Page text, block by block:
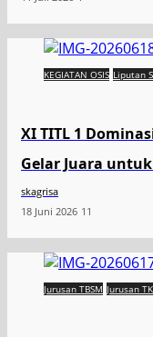
KEGIATAN OSIS Liputan
XI TITL 1
Gelar Juara
skagrisa
18 Juni 2026 11
Jurusan TBSM Jurusan